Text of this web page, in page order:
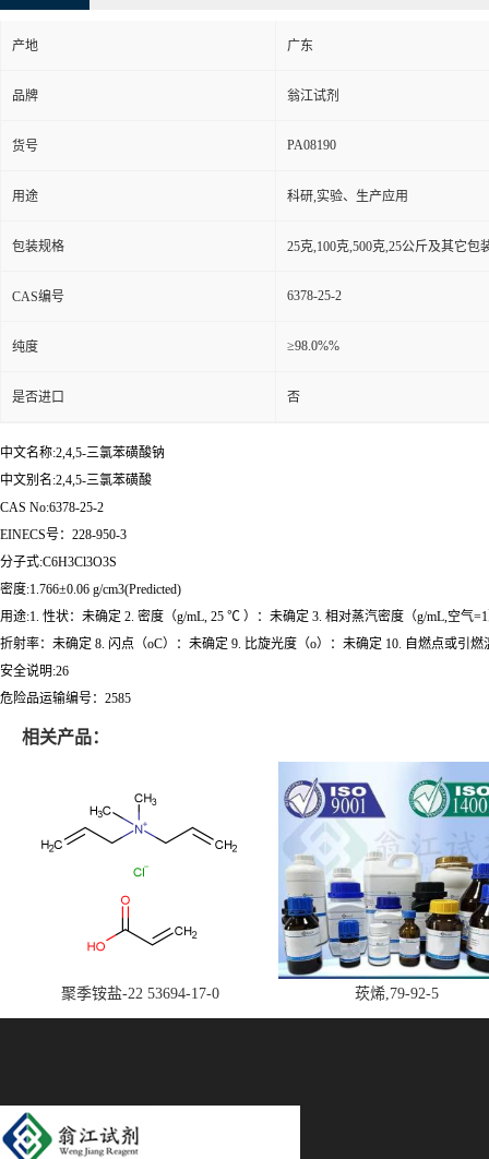
产地 广东
品牌 翁江试剂
货号 PA08190
用途 科研,实验、生产应用
包装规格 25克,100克,500克,25公斤及其它包
CAS编号 6378-25-2
纯度 ≥98.0%%
是否进口 否
中文名称:2,4,5-三氯苯磺酸钠
中文别名:2,4,5-三氯苯磺酸
CAS No:6378-25-2
EINECS号：228-950-3
分子式:C6H3Cl3O3S
密度:1.766±0.06 g/cm3(Predicted)
用途:1. 性状：未确定 2. 密度（g/mL, 25 ℃ ）：未确定 3. 相对蒸汽密度（g/mL,空气
折射率：未确定 8. 闪点（oC）：未确定 9. 比旋光度（o）：未确定 10. 自燃点或引燃
安全说明:26
危险品运输编号：2585
相关产品：
聚季铵盐-22 53694-17-0 莰烯,79-92-5